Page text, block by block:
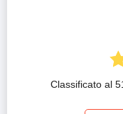
Classificato al